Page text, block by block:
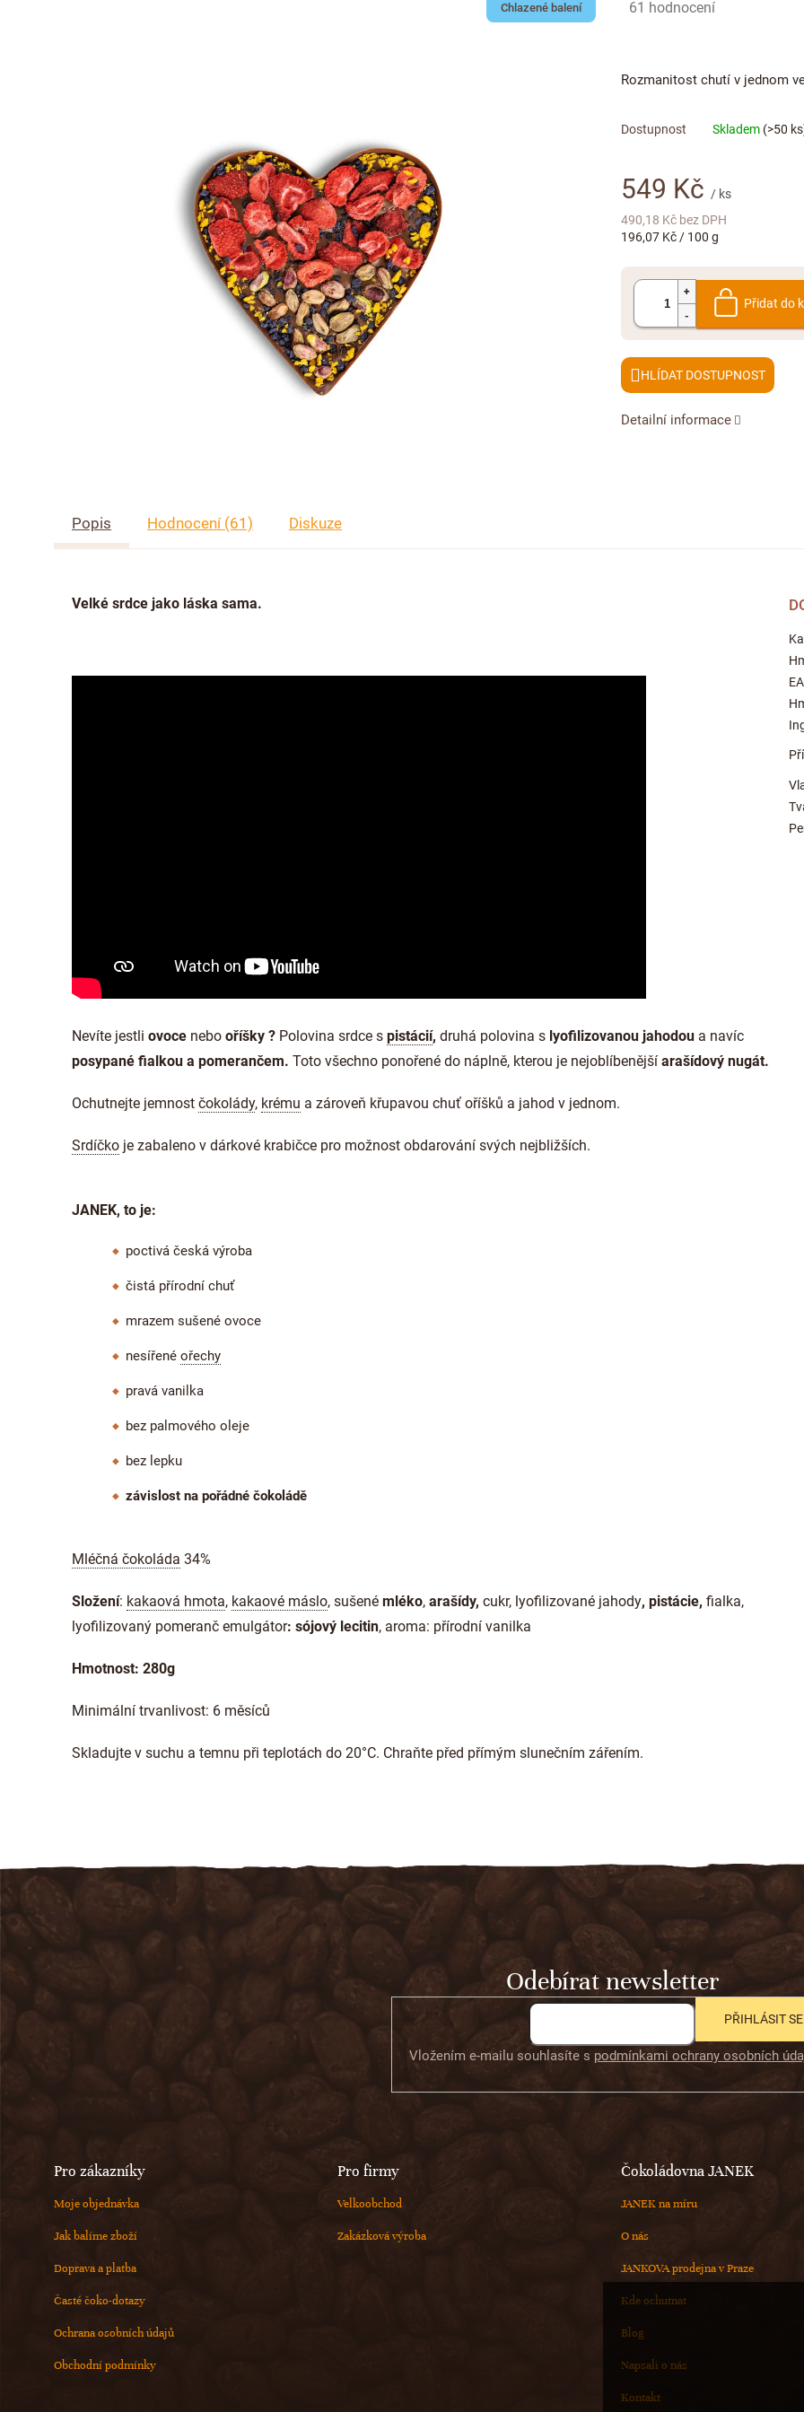
Chlazené balení
Průměrné
5,0
5
61 hodnocení
549 Kč / ks
490,18 Kč bez DPH
Měrná
196,07 Kč / 100 g
Skladem (>50
Přidat do
Rozmanitost chutí v jednom
Detailní informace
HLÍDAT
Popis Hodnocení (61) Diskuze
Velké srdce jako láska sama.
Nevíte jestli ovoce nebo oříšky ? Polovina srdce s pistácií, druhá polovina s lyofilizovanou jahodou a navíc
posypané fialkou a pomerančem. Toto všechno ponořené do náplně, kterou je nejoblíbenější arašídový nugát.
Ochutnejte jemnost čokolády, krému a zároveň křupavou chuť oříšků a jahod v jednom.
Srdíčko je zabaleno v dárkové krabičce pro možnost obdarování svých nejbližších.
JANEK, to je:
poctivá česká výroba
čistá přírodní chuť
mrazem sušené ovoce
nesířené ořechy
pravá vanilka
bez palmového oleje
bez lepku
závislost na pořádné čokoládě
Mléčná čokoláda 34%
Složení: kakaová hmota, kakaové máslo, sušené mléko, arašídy, cukr, lyofilizované jahody, pistácie, fialka,
lyofilizovaný pomeranč emulgátor: sójový lecitin, aroma: přírodní vanilka
Hmotnost: 280g
Minimální trvanlivost: 6 měsíců
Skladujte v suchu a temnu při teplotách do 20°C. Chraňte před přímým slunečním zářením.
Z
á
p
a
Odebírat newsletter
Vložením e-mailu souhlasíte s podmínkami ochrany osobních
PŘIHLÁSIT SE
Pro zákazníky
Moje objednávka
Jak balíme zboží
Doprava a platba
Časté čoko-dotazy
Ochrana osobních údajů
Obchodní podmínky
Pro firmy
Velkoobchod
Zakázková výroba
Čokoládovna JANEK
JANEK na míru
O nás
JANKOVA prodejna v Praze
Kde ochutnat
Blog
Napsali o nás
Kontakt